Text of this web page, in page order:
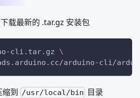
载最新的 .tar.gz 安装包
cli.tar.gz \
arduino-cli/
到 /usr/local/bin 目录